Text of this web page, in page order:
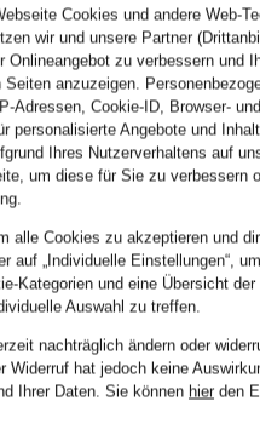
Cookies und andere Web-
wir und unsere Partner
Onlineangebot zu verbessern und
anzuzeigen.
Adressen, Cookie-ID, Browser-
personalisierte Angebote und
Ihres Nutzerverhaltens auf
um diese für Sie zu verbessern
alle Cookies zu akzeptieren und
auf „Individuelle Einstellungen“,
Kategorien und eine Übersicht
Auswahl zu treffen.
nachträglich ändern oder
Widerruf hat jedoch keine
Ihrer Daten. Sie können hier den